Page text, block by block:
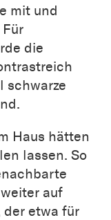
mit und
die
schwarze
Haus hätten
lassen. So
auf
der etwa für